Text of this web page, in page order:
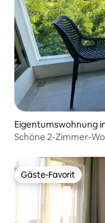
Eigentumswohnung
Schöne 2-Zimmer-
Gäste-Favorit
Gäste-Favorit